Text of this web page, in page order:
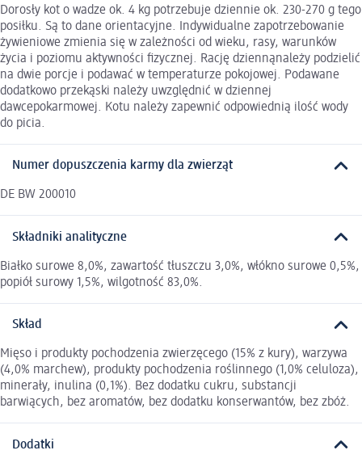
Dorosły kot o wadze ok. 4 kg potrzebuje dziennie ok. 230-270 g tego
posiłku. Są to dane orientacyjne. Indywidualne zapotrzebowanie
żywieniowe zmienia się w zależności od wieku, rasy, warunków
życia i poziomu aktywności fizycznej. Rację dziennąnależy podzielić
na dwie porcje i podawać w temperaturze pokojowej. Podawane
dodatkowo przekąski należy uwzględnić w dziennej
dawcepokarmowej. Kotu należy zapewnić odpowiednią ilość wody
do picia.
Numer dopuszczenia karmy dla zwierząt
DE BW 200010
Składniki analityczne
Białko surowe 8,0%, zawartość tłuszczu 3,0%, włókno surowe 0,5%,
popiół surowy 1,5%, wilgotność 83,0%.
Skład
Mięso i produkty pochodzenia zwierzęcego (15% z kury), warzywa
(4,0% marchew), produkty pochodzenia roślinnego (1,0% celuloza),
minerały, inulina (0,1%). Bez dodatku cukru, substancji
barwiących, bez aromatów, bez dodatku konserwantów, bez zbóż.
Dodatki